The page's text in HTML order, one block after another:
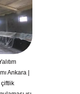
Ankara |
çiftlik